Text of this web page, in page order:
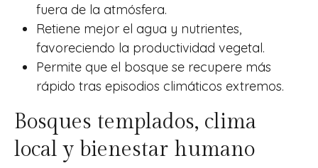
fuera de la atmósfera.
Retiene mejor el agua y nutrientes,
favoreciendo la productividad vegetal.
Permite que el bosque se recupere más
rápido tras episodios climáticos extremos.
Bosques templados, clima
local y bienestar humano